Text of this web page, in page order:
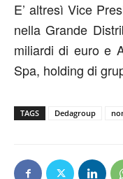
E’ altresì Vice
nella Grande
miliardi di euro e
Spa, holding di
TAGS Dedagroup